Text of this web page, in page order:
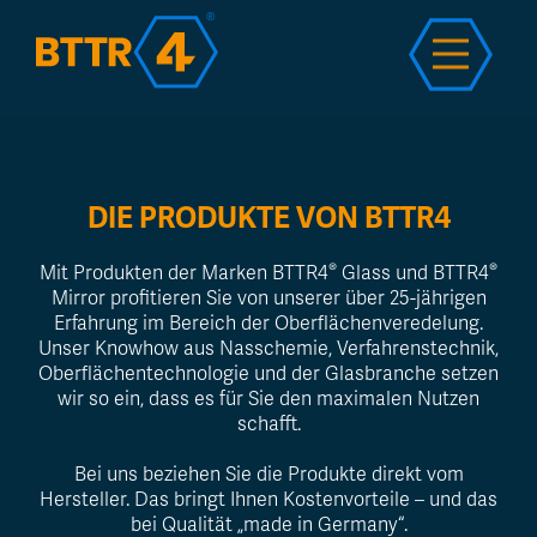
DIE PRODUKTE VON BTTR4
Mit Produkten der Marken BTTR4® Glass und BTTR4®
Mirror profitieren Sie von unserer über 25-jährigen
Erfahrung im Bereich der Oberflächenveredelung.
Unser Knowhow aus Nasschemie, Verfahrenstechnik,
Oberflächentechnologie und der Glasbranche setzen
wir so ein, dass es für Sie den maximalen Nutzen
schafft.
Bei uns beziehen Sie die Produkte direkt vom
Hersteller. Das bringt Ihnen Kostenvorteile – und das
bei Qualität „made in Germany“.